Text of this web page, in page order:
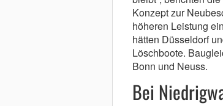
Konzept zur
höheren Leistung
hätten Düsseldorf
Löschboote.
Bonn und Neuss.
Bei